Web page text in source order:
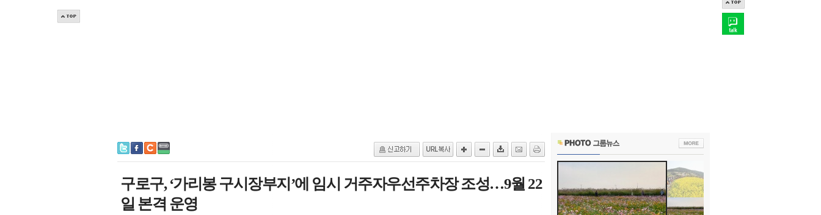
구로구, ‘가리봉 구시장부지’에 임시 거주자우선주차장 조성…9월 22
일 본격 운영